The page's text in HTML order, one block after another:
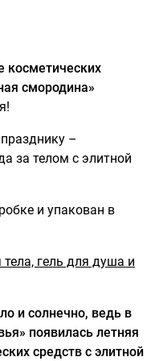
косметических
смородина»
–
за телом с элитной
и упакован в
гель для душа и
и солнечно, ведь в
появилась летняя
средств с элитной